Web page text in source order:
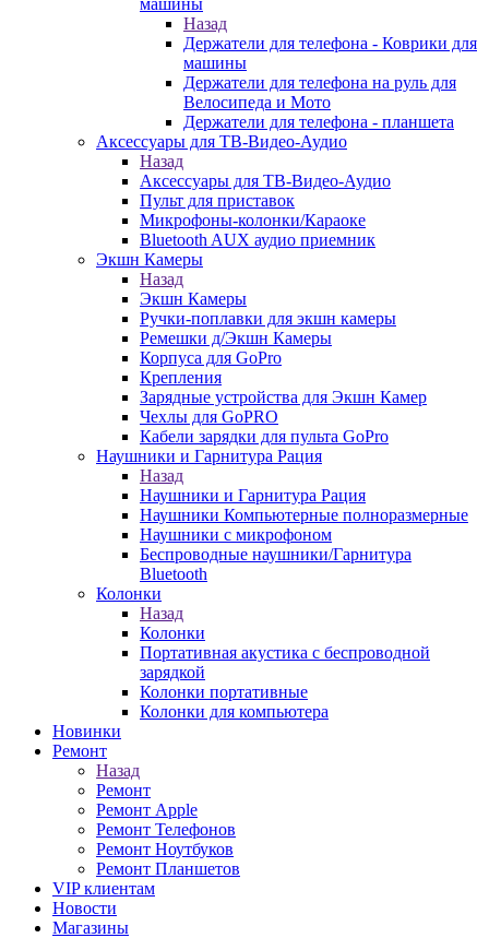
машины
Назад
Держатели для телефона - Коврики для
машины
Держатели для телефона на руль для
Велосипеда и Мото
Держатели для телефона - планшета
Аксессуары для ТВ-Видео-Аудио
Назад
Аксессуары для ТВ-Видео-Аудио
Пульт для приставок
Микрофоны-колонки/Караоке
Bluetooth AUX аудио приемник
Экшн Камеры
Назад
Экшн Камеры
Ручки-поплавки для экшн камеры
Ремешки д/Экшн Камеры
Корпуса для GoPro
Крепления
Зарядные устройства для Экшн Камер
Чехлы для GoPRO
Кабели зарядки для пульта GoPro
Наушники и Гарнитура Рация
Назад
Наушники и Гарнитура Рация
Наушники Компьютерные полноразмерные
Наушники с микрофоном
Беспроводные наушники/Гарнитура
Bluetooth
Колонки
Назад
Колонки
Портативная акустика с беспроводной
зарядкой
Колонки портативные
Колонки для компьютера
Новинки
Ремонт
Назад
Ремонт
Ремонт Apple
Ремонт Телефонов
Ремонт Ноутбуков
Ремонт Планшетов
VIP клиентам
Новости
Магазины